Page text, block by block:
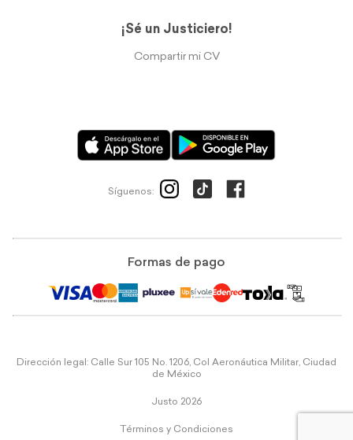
¡Sé un Justiciero!
Compartir mi CV
Síguenos:
Formas de pago
Dirección legal: Calle Sur 105 No. 1206, Col Aeronáutica Militar, Ciudad
de México
Justo 2026
Términos y Condiciones